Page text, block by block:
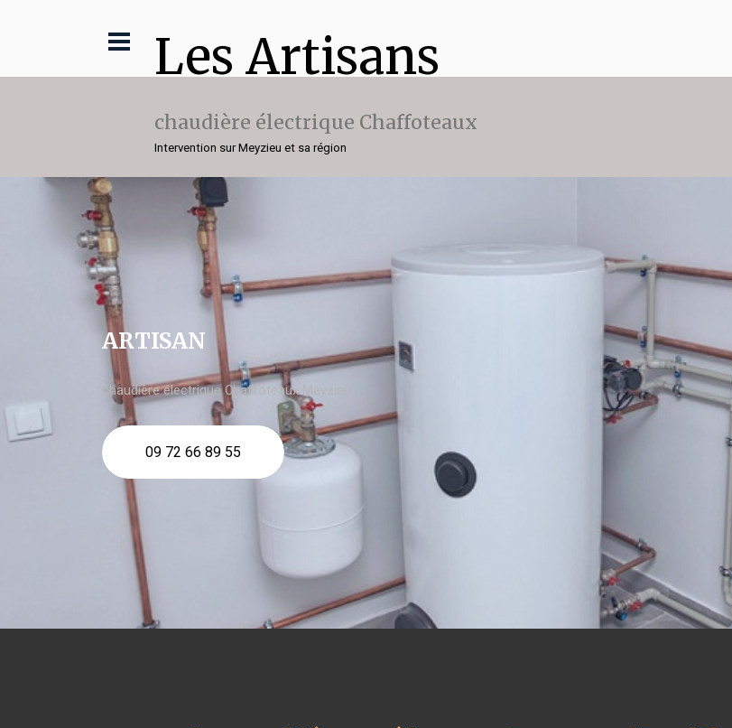
Les Artisans
chaudière électrique Chaffoteaux
Intervention sur Meyzieu et sa région
ARTISAN
chaudière électrique Chaffoteaux Meyzieu
09 72 66 89 55